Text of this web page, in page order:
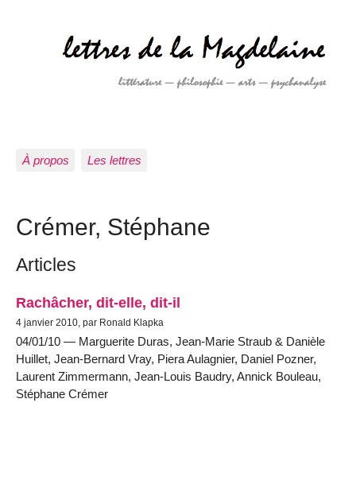
À propos Les lettres
Crémer, Stéphane
Articles
Rachâcher, dit-elle, dit-il
4 janvier 2010, par Ronald Klapka
04/01/10 — Marguerite Duras, Jean-Marie Straub & Danièle
Huillet, Jean-Bernard Vray, Piera Aulagnier, Daniel Pozner,
Laurent Zimmermann, Jean-Louis Baudry, Annick Bouleau,
Stéphane Crémer